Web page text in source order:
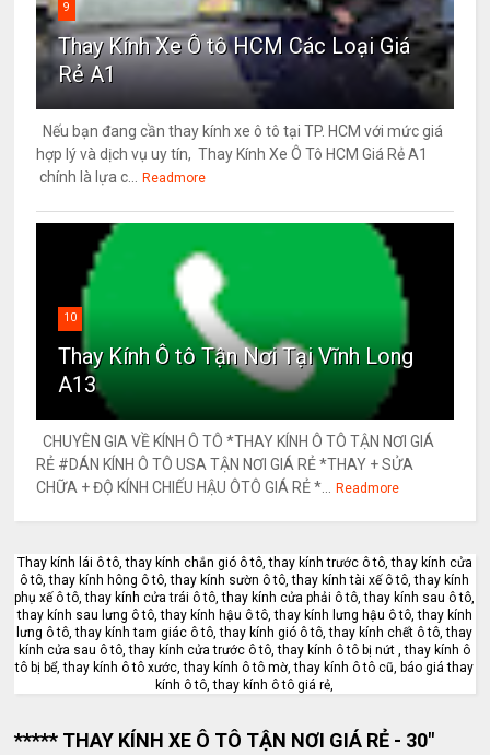
9
Thay Kính Xe Ô tô HCM Các Loại Giá
Rẻ A1
Nếu bạn đang cần thay kính xe ô tô tại TP. HCM với mức giá
hợp lý và dịch vụ uy tín, Thay Kính Xe Ô Tô HCM Giá Rẻ A1
chính là lựa c...
Readmore
10
Thay Kính Ô tô Tận Nơi Tại Vĩnh Long
A13
CHUYÊN GIA VỀ KÍNH Ô TÔ *THAY KÍNH Ô TÔ TẬN NƠI GIÁ
RẺ #DÁN KÍNH Ô TÔ USA TẬN NƠI GIÁ RẺ *THAY + SỬA
CHỮA + ĐỘ KÍNH CHIẾU HẬU ÔTÔ GIÁ RẺ *...
Readmore
Thay kính lái ô tô, thay kính chắn gió ô tô, thay kính trước ô tô, thay kính cửa
ô tô, thay kính hông ô tô, thay kính sườn ô tô, thay kính tài xế ô tô, thay kính
phụ xế ô tô, thay kính cửa trái ô tô, thay kính cửa phải ô tô, thay kính sau ô tô,
thay kính sau lưng ô tô, thay kính hậu ô tô, thay kính lưng hậu ô tô, thay kính
lưng ô tô, thay kính tam giác ô tô, thay kính gió ô tô, thay kính chết ô tô, thay
kính cửa sau ô tô, thay kính cửa trước ô tô, thay kính ô tô bị nứt , thay kính ô
tô bị bể, thay kính ô tô xước, thay kính ô tô mờ, thay kính ô tô cũ, báo giá thay
kính ô tô, thay kính ô tô giá rẻ,
***** THAY KÍNH XE Ô TÔ TẬN NƠI GIÁ RẺ - 30"